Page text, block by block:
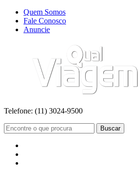
Quem Somos
Fale Conosco
Anuncie
Telefone: (11) 3024-9500
Buscar